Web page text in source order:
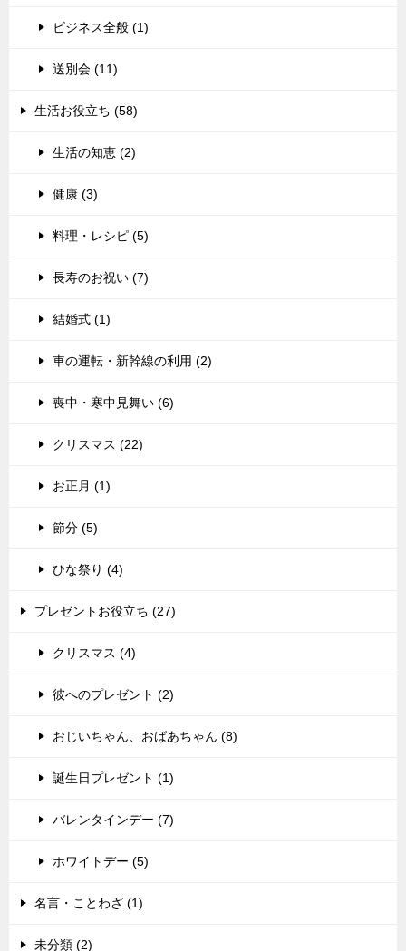
ビジネス全般 (1)
送別会 (11)
生活お役立ち (58)
生活の知恵 (2)
健康 (3)
料理・レシピ (5)
長寿のお祝い (7)
結婚式 (1)
車の運転・新幹線の利用 (2)
喪中・寒中見舞い (6)
クリスマス (22)
お正月 (1)
節分 (5)
ひな祭り (4)
プレゼントお役立ち (27)
クリスマス (4)
彼へのプレゼント (2)
おじいちゃん、おばあちゃん (8)
誕生日プレゼント (1)
バレンタインデー (7)
ホワイトデー (5)
名言・ことわざ (1)
未分類 (2)